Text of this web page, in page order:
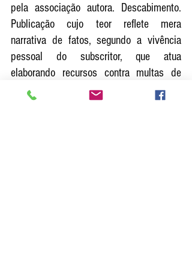
pela associação autora. Descabimento.
Publicação cujo teor reflete mera
narrativa de fatos, segundo a vivência
pessoal do subscritor, que atua
elaborando recursos contra multas de
trânsito, com crítica quanto às multas
que chegam a seu conhecimento pela